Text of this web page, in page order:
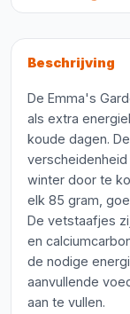
Beschrijving
De Emma's
als extra
koude dagen.
winter door te
elk 85 gram,
De vetstaafjes
en
de nodige
aanvullende
aan te vullen.